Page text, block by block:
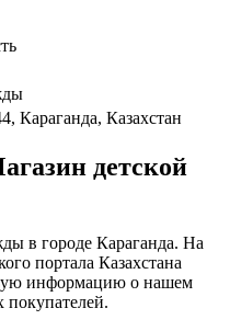
Караганда, Казахстан
детской
в городе Караганда. На
портала Казахстана
информацию о нашем
покупателей.